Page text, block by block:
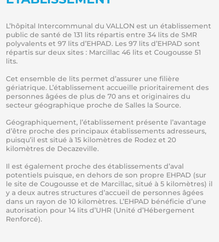
L’hôpital Intercommunal du VALLON est un établissement
public de santé de 131 lits répartis entre 34 lits de SMR
polyvalents et 97 lits d’EHPAD. Les 97 lits d’EHPAD sont
répartis sur deux sites : Marcillac 46 lits et Cougousse 51
lits.
Cet ensemble de lits permet d’assurer une filière
gériatrique. L’établissement accueille prioritairement des
personnes âgées de plus de 70 ans et originaires du
secteur géographique proche de Salles la Source.
Géographiquement, l’établissement présente l’avantage
d’être proche des principaux établissements adresseurs,
puisqu’il est situé à 15 kilomètres de Rodez et 20
kilomètres de Decazeville.
Il est également proche des établissements d’aval
potentiels puisque, en dehors de son propre EHPAD (sur
le site de Cougousse et de Marcillac, situé à 5 kilomètres) il
y a deux autres structures d’accueil de personnes âgées
dans un rayon de 10 kilomètres. L’EHPAD bénéficie d’une
autorisation pour 14 lits d’UHR (Unité d’Hébergement
Renforcé).